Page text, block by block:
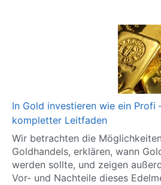
In Gold investieren wie ein Profi
kompletter Leitfaden
Wir betrachten die
Goldhandels, erklären, wann
werden sollte, und zeigen
Vor- und Nachteile dieses